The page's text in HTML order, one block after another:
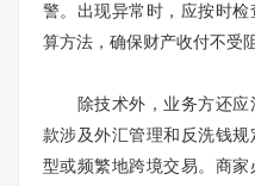
警。出现异常时，应按时
算方法，确保财产收付不受阻
除技术外，业务方还应
款涉及外汇管理和反洗钱
型或频繁地跨境交易。商